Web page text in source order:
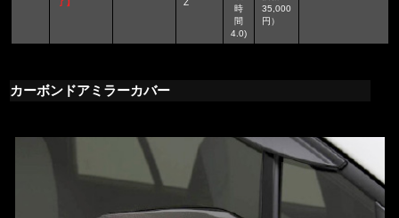
了】 Z
時
間
4.0)
35,000
円）
カーボンドアミラーカバー